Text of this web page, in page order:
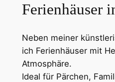
Ferienhäuser
Neben meiner
ich Ferienhäuser mit
Atmosphäre.
Ideal für Pärchen,